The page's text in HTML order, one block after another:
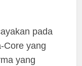
pada
Core yang
yang